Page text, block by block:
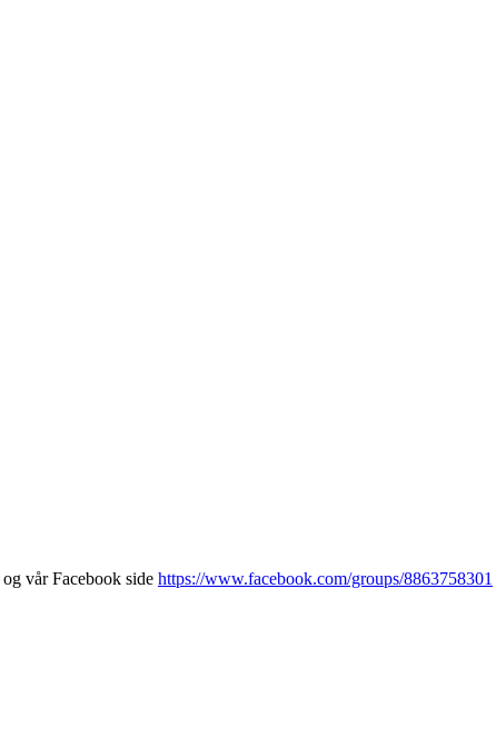
og vår Facebook side https://www.facebook.com/groups/8863758301